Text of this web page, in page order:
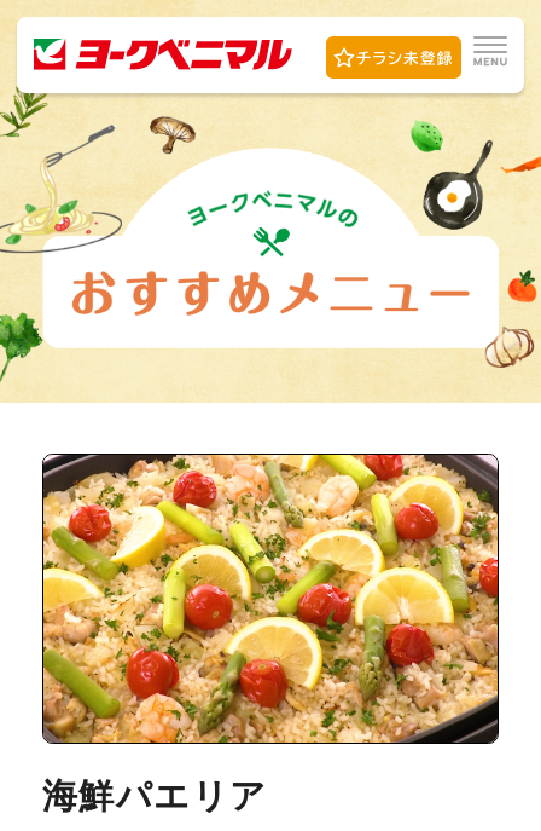
海鮮パエリア